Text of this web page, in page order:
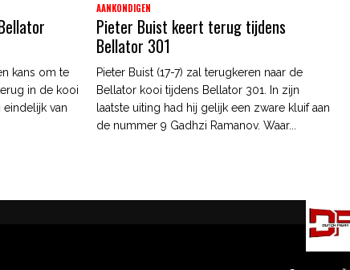
kans om te
in de kooi
eindelijk van
AANKONDIGEN
Pieter Buist keert terug tijdens
Bellator 301
Pieter Buist (17-7) zal terugkeren naar de
Bellator kooi tijdens Bellator 301. In zijn
laatste uiting had hij gelijk een zware kluif aan
de nummer 9 Gadhzi Ramanov. Waar...